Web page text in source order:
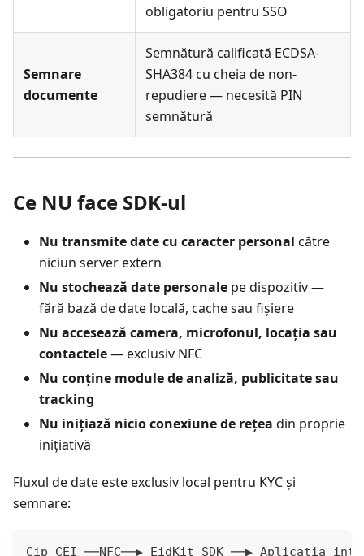
obligatoriu pentru SSO
Semnare
documente
Semnătură calificată ECDSA-
SHA384 cu cheia de non-
repudiere — necesită PIN
semnătură
Ce NU face SDK-ul
Nu transmite date cu caracter personal către
niciun server extern
Nu stochează date personale pe dispozitiv —
fără bază de date locală, cache sau fișiere
Nu accesează camera, microfonul, locația sau
contactele— exclusiv NFC
Nu conține module de analiză, publicitate sau
tracking
Nu inițiază nicio conexiune de rețea din proprie
inițiativă
Fluxul de date este exclusiv local pentru KYC și
semnare:
Cip CEI ──NFC──▶ EidKit SDK ──▶ Aplicația